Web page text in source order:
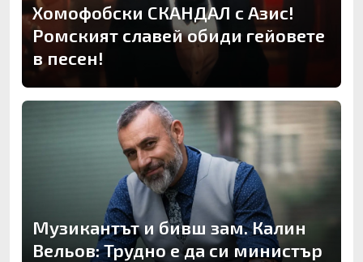
Хомофобски СКАНДАЛ с Азис!
Ромският славей обиди гейовете
в песен!
Музикантът и бивш зам. Калин
Вельов: Трудно е да си министър